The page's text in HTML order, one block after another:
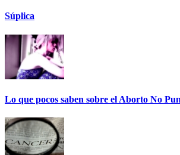
Súplica
Lo que pocos saben sobre el Aborto No